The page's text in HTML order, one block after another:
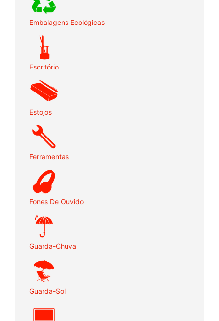
Embalagens Ecológicas
Escritório
Estojos
Ferramentas
Fones De Ouvido
Guarda-Chuva
Guarda-Sol